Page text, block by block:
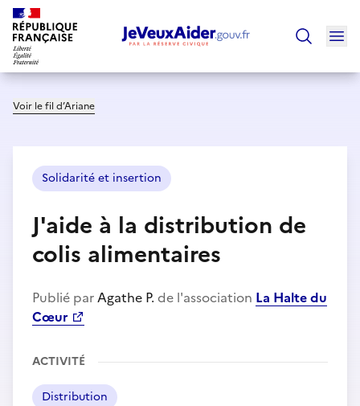
Voir le fil d’Ariane
Solidarité et insertion
J'aide à la distribution de
colis alimentaires
Publié parAgathe P. de l'association La Halte du
Cœur
ACTIVITÉ
Distribution